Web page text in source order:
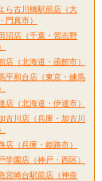
ら古川橋駅前店（大
門真市）
沼店（千葉・習志野
店（北海道・函館市）
平和台店（東京・練馬
店（北海道・伊達市）
古川店（兵庫・加古川
店（兵庫・姫路市）
学園店（神戸・西区）
宮崎台駅前店（神奈